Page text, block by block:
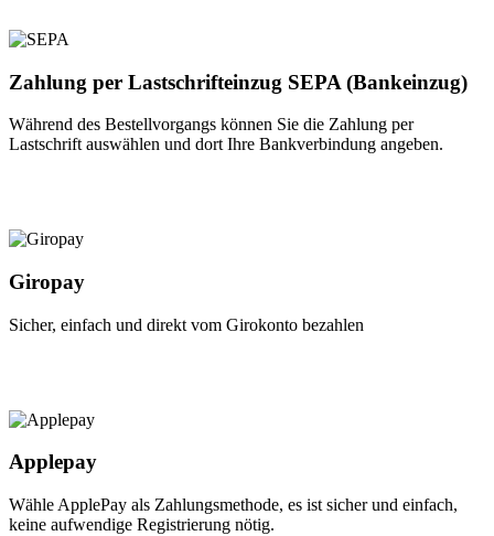
Zahlung per Lastschrifteinzug SEPA (Bankeinzug)
Während des Bestellvorgangs können Sie die Zahlung per
Lastschrift auswählen und dort Ihre Bankverbindung angeben.
Giropay
Sicher, einfach und direkt vom Girokonto bezahlen
Applepay
Wähle ApplePay als Zahlungsmethode, es ist sicher und einfach,
keine aufwendige Registrierung nötig.